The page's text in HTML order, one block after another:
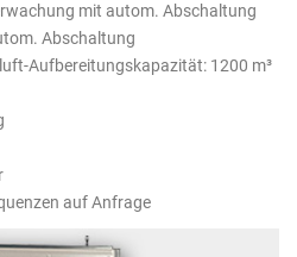
mit autom. Abschaltung
Abschaltung
Aufbereitungskapazität: 1200 m³
auf Anfrage